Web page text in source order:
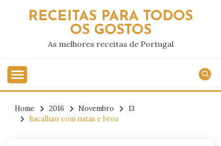
RECEITAS PARA TODOS
OS GOSTOS
As melhores receitas de Portugal
Home 2016 Novembro
13
Bacalhau com natas e broa